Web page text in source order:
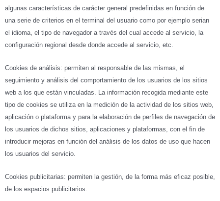
algunas características de carácter general predefinidas en función de
una serie de criterios en el terminal del usuario como por ejemplo serian
el idioma, el tipo de navegador a través del cual accede al servicio, la
configuración regional desde donde accede al servicio, etc.
Cookies de análisis: permiten al responsable de las mismas, el
seguimiento y análisis del comportamiento de los usuarios de los sitios
web a los que están vinculadas. La información recogida mediante este
tipo de cookies se utiliza en la medición de la actividad de los sitios web,
aplicación o plataforma y para la elaboración de perfiles de navegación de
los usuarios de dichos sitios, aplicaciones y plataformas, con el fin de
introducir mejoras en función del análisis de los datos de uso que hacen
los usuarios del servicio.
Cookies publicitarias: permiten la gestión, de la forma más eficaz posible,
de los espacios publicitarios.